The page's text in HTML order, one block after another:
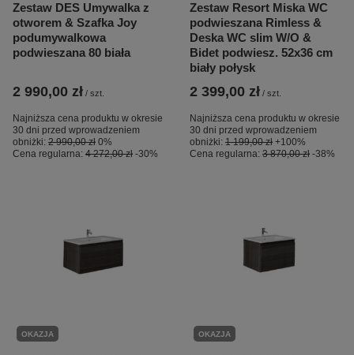
Zestaw DES Umywalka z
otworem & Szafka Joy
podumywalkowa
podwieszana 80 biała
2 990,00 zł / szt.
Najniższa cena produktu w okresie
30 dni przed wprowadzeniem
obniżki: 2 990,00 zł 0%
Cena regularna: 4 272,00 zł -30%
Zestaw Resort Miska WC
podwieszana Rimless &
Deska WC slim W/O &
Bidet podwiesz. 52x36 cm
biały połysk
2 399,00 zł / szt.
Najniższa cena produktu w okresie
30 dni przed wprowadzeniem
obniżki: 1 199,00 zł +100%
Cena regularna: 3 870,00 zł -38%
OKAZJA OKAZJA